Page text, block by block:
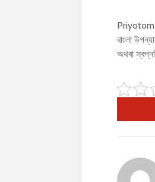
বাংলা
অথবা